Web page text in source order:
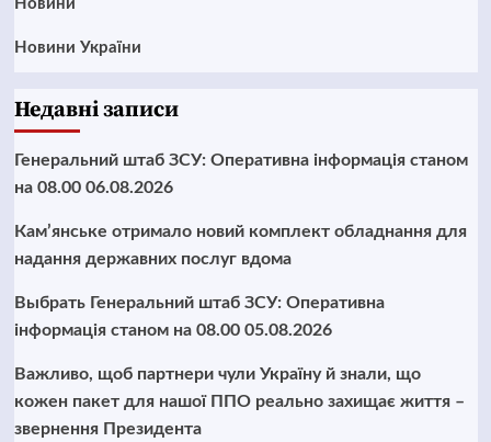
Новини
Новини України
Недавні записи
Генеральний штаб ЗСУ: Оперативна інформація станом
на 08.00 06.08.2026
Кам’янське отримало новий комплект обладнання для
надання державних послуг вдома
Выбрать Генеральний штаб ЗСУ: Оперативна
інформація станом на 08.00 05.08.2026
Важливо, щоб партнери чули Україну й знали, що
кожен пакет для нашої ППО реально захищає життя –
звернення Президента